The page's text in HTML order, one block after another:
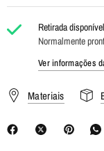
Retirada
Normalmente
Ver informações
Materiais